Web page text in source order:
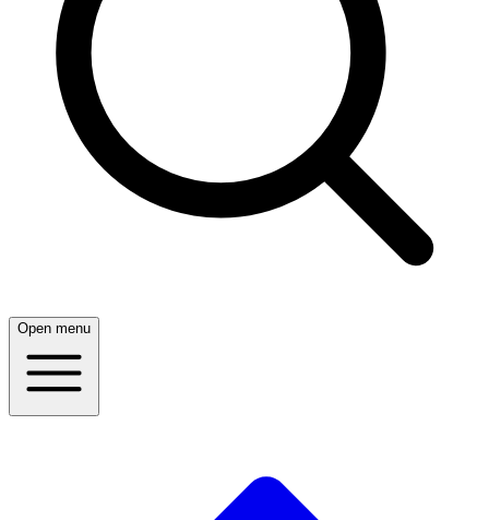
Open menu